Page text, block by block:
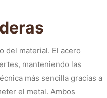
del material. El acero
manteniendo las
más sencilla gracias a
el metal. Ambos